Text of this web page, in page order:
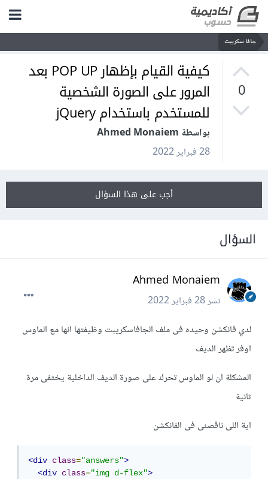
جافا سكريبت
0
كيفية القيام بإظهار POP UP بعد
المرور على الصورة الشخصية
للمستخدم باستخدام jQuery
بواسطة Ahmed Monaiem
28 فبراير 2022
أجب على هذا السؤال
السؤال
Ahmed Monaiem
نشر28 فبراير 2022
لدي فانكشن وحيده فى ملف الجافاسكريبت وظيفتها انها مع الماوس
اوفر تظهر الديف
المشكلة ان لو الماوس تحرك على صورة الديف الداخلية يختفى مرة
ثانية
اية اللى ناقصنى فى الفانكشن
<div class="answers">
<div
class="img d-flex">